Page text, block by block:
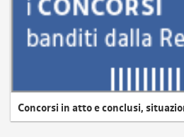
Concorsi in atto e conclusi,